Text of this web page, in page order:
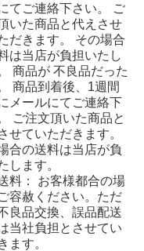
てご連絡下さい。 ご
いた商品と代えさせ
だきます。 その場合
は当店が負担いたし
商品が 不良品だった
商品到着後、1週間
メールにてご連絡下
ご注文頂いた商品と
せていただきます。
合の送料は当店が負
します。
料： お客様都合の場
容赦ください。ただ
良品交換、誤品配送
当社負担とさせてい
ます。